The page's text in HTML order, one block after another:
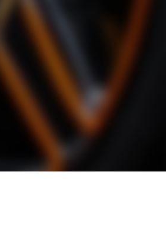
Baugewerbe
Hightech-Industrie
die Konsumgüterindustrie
und